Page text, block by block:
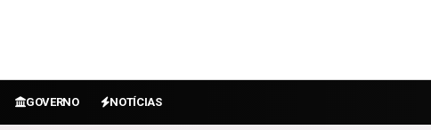
GOVERNO NOTÍCIAS